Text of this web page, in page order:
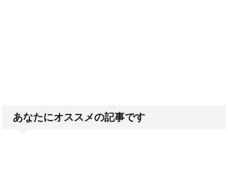
あなたにオススメの記事です